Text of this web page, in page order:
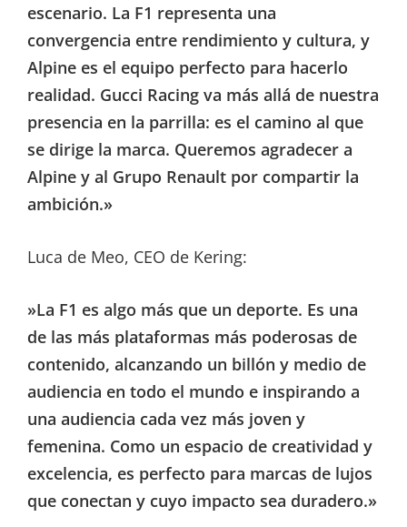
escenario. La F1 representa una
convergencia entre rendimiento y cultura, y
Alpine es el equipo perfecto para hacerlo
realidad. Gucci Racing va más allá de nuestra
presencia en la parrilla: es el camino al que
se dirige la marca. Queremos agradecer a
Alpine y al Grupo Renault por compartir la
ambición.»
Luca de Meo, CEO de Kering:
»La F1 es algo más que un deporte. Es una
de las más plataformas más poderosas de
contenido, alcanzando un billón y medio de
audiencia en todo el mundo e inspirando a
una audiencia cada vez más joven y
femenina. Como un espacio de creatividad y
excelencia, es perfecto para marcas de lujos
que conectan y cuyo impacto sea duradero.»